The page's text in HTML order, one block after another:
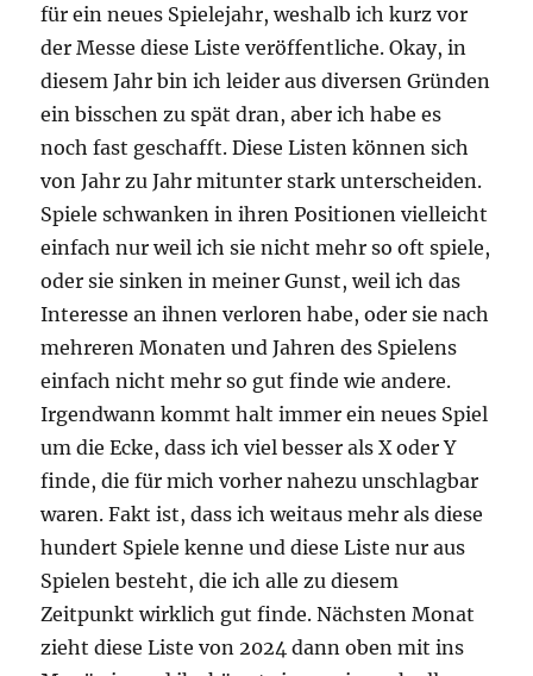
für ein neues Spielejahr, weshalb ich kurz vor
der Messe diese Liste veröffentliche. Okay, in
diesem Jahr bin ich leider aus diversen Gründen
ein bisschen zu spät dran, aber ich habe es
noch fast geschafft. Diese Listen können sich
von Jahr zu Jahr mitunter stark unterscheiden.
Spiele schwanken in ihren Positionen vielleicht
einfach nur weil ich sie nicht mehr so oft spiele,
oder sie sinken in meiner Gunst, weil ich das
Interesse an ihnen verloren habe, oder sie nach
mehreren Monaten und Jahren des Spielens
einfach nicht mehr so gut finde wie andere.
Irgendwann kommt halt immer ein neues Spiel
um die Ecke, dass ich viel besser als X oder Y
finde, die für mich vorher nahezu unschlagbar
waren. Fakt ist, dass ich weitaus mehr als diese
hundert Spiele kenne und diese Liste nur aus
Spielen besteht, die ich alle zu diesem
Zeitpunkt wirklich gut finde. Nächsten Monat
zieht diese Liste von 2024 dann oben mit ins